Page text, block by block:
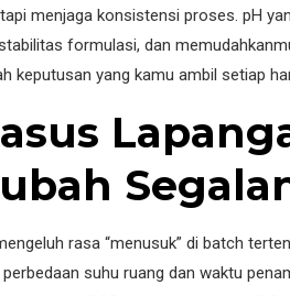
menjaga konsistensi proses. pH
formulasi, dan
keputusan yang kamu ambil setiap
rasa “menusuk” di batch
suhu ruang dan waktu